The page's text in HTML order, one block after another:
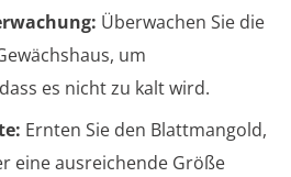
Überwachen Sie die
um
es nicht zu kalt wird.
Ernten Sie den Blattmangold,
eine ausreichende Größe